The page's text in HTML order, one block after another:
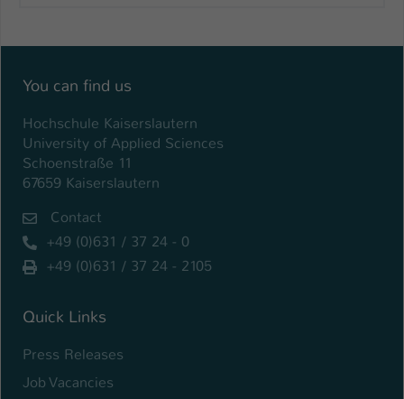
You can find us
Hochschule Kaiserslautern
University of Applied Sciences
Schoenstraße 11
67659 Kaiserslautern
Contact
+49 (0)631 / 37 24 - 0
+49 (0)631 / 37 24 - 2105
Quick Links
Press Releases
Job Vacancies